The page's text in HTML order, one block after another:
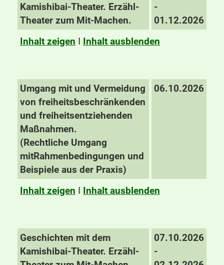
Kamishibai-Theater. Erzähl-
Theater zum Mit-Machen.
-
01.12.2026
Inhalt zeigen I Inhalt ausblenden
Umgang mit und Vermeidung
von freiheitsbeschränkenden
und freiheitsentziehenden
Maßnahmen.
(Rechtliche Umgang
mitRahmenbedingungen und
Beispiele aus der Praxis)
06.10.2026
Inhalt zeigen I Inhalt ausblenden
Geschichten mit dem
Kamishibai-Theater. Erzähl-
07.10.2026
-